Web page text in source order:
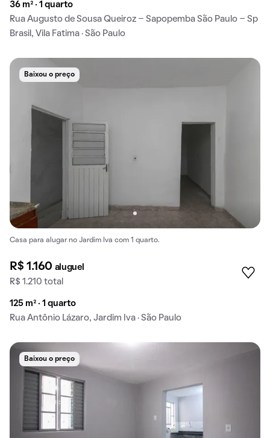
36 m² · 1 quarto
Rua Augusto de Sousa Queiroz - Sapopemba São Paulo - Sp
Brasil, Vila Fatima · São Paulo
Baixou o preço
Casa para alugar no Jardim Iva com 1 quarto.
R$ 1.160 aluguel
R$ 1.210 total
125 m² · 1 quarto
Rua Antônio Lázaro, Jardim Iva · São Paulo
Baixou o preço